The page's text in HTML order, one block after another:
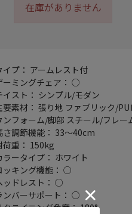
在庫がありません
イプ： アームレスト付
ーミングチェア： ○
イスト： シンプル/モダン
要素材： 張り地 ファブリック/
ンフォーム/脚部 スチール/フレ
さ調節機能： 33～40cm
荷重： 150kg
ラータイプ： ホワイト
ッキング機能： ○
ッドレスト： ○
ンバーサポート： ○
クライニング角度： 180°